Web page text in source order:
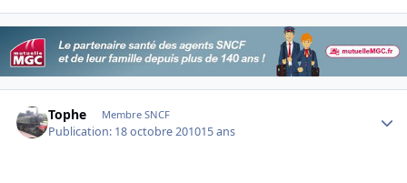
Tophe Membre SNCF
Publication: 18 octobre 201015 ans